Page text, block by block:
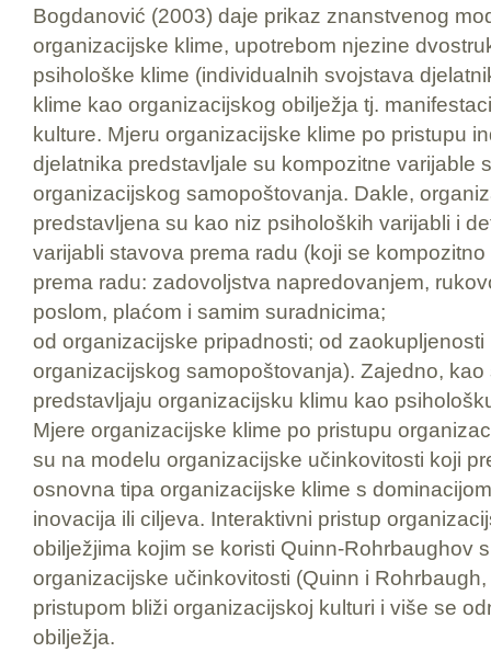
Bogdanović (2003) daje prikaz znanstvenog
organizacijske klime, upotrebom njezine
psihološke klime (individualnih svojstava
klime kao organizacijskog obilježja tj.
kulture. Mjeru organizacijske klime po pristupu
djelatnika predstavljale su kompozitne varijable
organizacijskog samopoštovanja. Dakle,
predstavljena su kao niz psiholoških varijabli i
varijabli stavova prema radu (koji se
prema radu: zadovoljstva napredovanjem,
poslom, plaćom i samim suradnicima;
od organizacijske pripadnosti; od zaokupljenosti
organizacijskog samopoštovanja). Zajedno, kao
predstavljaju organizacijsku klimu kao
Mjere organizacijske klime po pristupu
su na modelu organizacijske učinkovitosti koji
osnovna tipa organizacijske klime s
inovacija ili ciljeva. Interaktivni pristup
obilježjima kojim se koristi Quinn-Rohrbaughov
organizacijske učinkovitosti (Quinn i
pristupom bliži organizacijskoj kulturi i više se
obilježja.